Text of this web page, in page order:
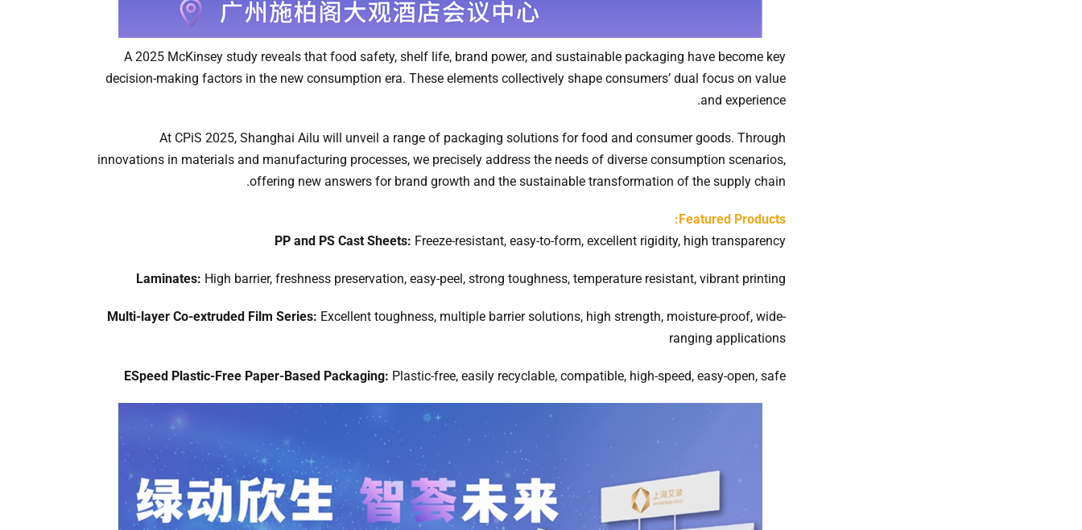
A 2025 McKinsey study reveals that food safety, shelf life, brand power, and sustainable packaging have become key
decision-making factors in the new consumption era. These elements collectively shape consumers’ dual focus on value
and experience.
At CPiS 2025, Shanghai Ailu will unveil a range of packaging solutions for food and consumer goods. Through
innovations in materials and manufacturing processes, we precisely address the needs of diverse consumption scenarios,
offering new answers for brand growth and the sustainable transformation of the supply chain.
Featured Products:
PP and PS Cast Sheets: Freeze-resistant, easy-to-form, excellent rigidity, high transparency
Laminates: High barrier, freshness preservation, easy-peel, strong toughness, temperature resistant, vibrant printing
Multi-layer Co-extruded Film Series: Excellent toughness, multiple barrier solutions, high strength, moisture-proof, wide-
ranging applications
ESpeed Plastic-Free Paper-Based Packaging: Plastic-free, easily recyclable, compatible, high-speed, easy-open, safe